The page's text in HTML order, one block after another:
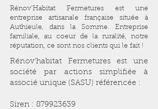
Rénov'Habitat Fermetures est une
entreprise artisanale française située à
Authieule, dans la Somme. Entreprise
familiale, au coeur de la ruralité, notre
réputation, ce sont nos clients qui le fait !
Rénov'habitat Fermetures est une
société par actions simplifiée à
associé unique (SASU) référencée :
Siren : 879923639